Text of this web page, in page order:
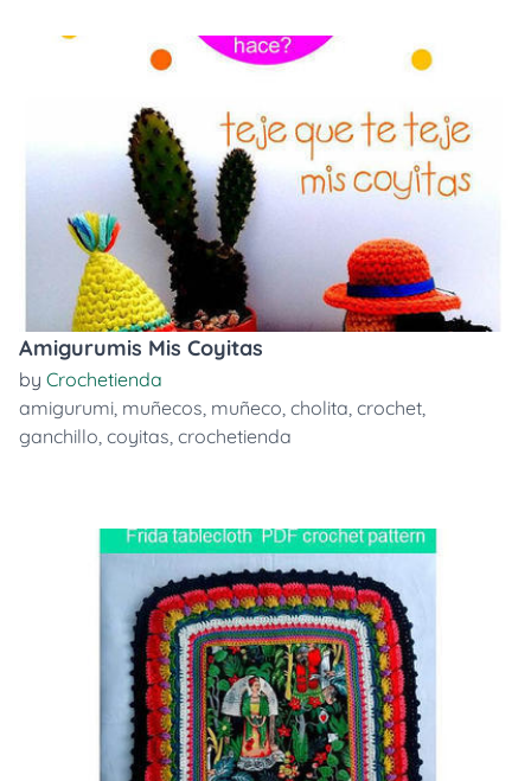
Amigurumis Mis Coyitas
by Crochetienda
amigurumi, muñecos, muñeco, cholita, crochet,
ganchillo, coyitas, crochetienda